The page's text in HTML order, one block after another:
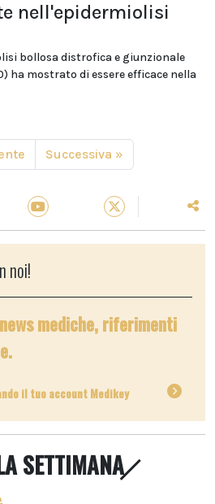
nell'epidermiolisi
bollosa distrofica e giunzionale
ha mostrato di essere efficace nella
Successiva »
noi!
mediche, riferimenti
il tuo account Medikey
SETTIMANA